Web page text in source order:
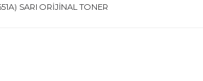
SARI ORİJİNAL TONER